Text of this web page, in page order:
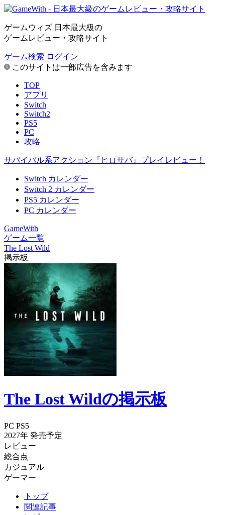
ゲームウィズ 日本最大級の
ゲームレビュー・攻略サイト
ゲーム検索 ログイン
このサイトは一部広告を含みます
TOP
アプリ
Switch
Switch2
PS5
PC
攻略
サバイバル系アクション『ヒロサバ』プレイレビュー！
Switch カレンダー
Switch 2 カレンダー
PS5 カレンダー
PC カレンダー
GameWith
ゲーム一覧
The Lost Wild
掲示板
The Lost Wildの掲示板
PC PS5
2027年 発売予定
レビュー
総合点
カジュアル
ゲーマー
トップ
関連記事